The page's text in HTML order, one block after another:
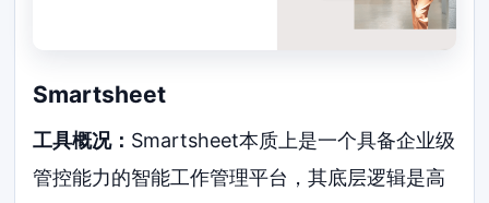
Smartsheet
工具概况： Smartsheet本质上是一个具备企业级
管控能力的智能工作管理平台，其底层逻辑是高